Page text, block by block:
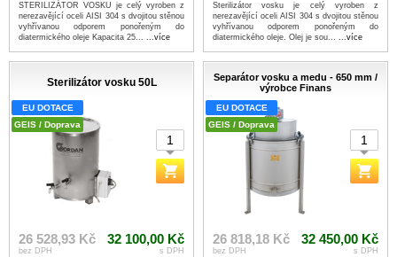
STERILIZÁTOR VOSKU je celý vyroben z
nerezavějící oceli AISI 304 s dvojitou stěnou
vyhřívanou odporem ponořeným do
diatermického oleje Kapacita 25... ...více
Sterilizátor vosku je celý vyroben z
nerezavějící oceli AISI 304 s dvojitou stěnou
vyhřívanou odporem ponořeným do
diatermického oleje. Olej je sou... ...více
Sterilizátor vosku 50L
EU DOTACE
GEIS / Doprava
26 528,93 Kč
bez DPH
32 100,00 Kč
s DPH
Separátor vosku a medu - 650 mm /
výrobce Finans
EU DOTACE
GEIS / Doprava
26 818,18 Kč
bez DPH
32 450,00 Kč
s DPH